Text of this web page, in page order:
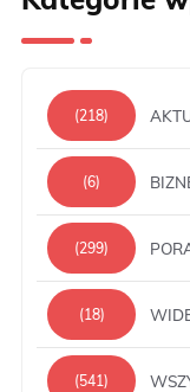
(218)
(6)
(299)
(18)
(541)